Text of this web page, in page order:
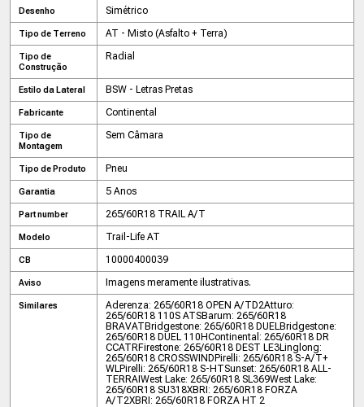
Desenho Simétrico
Tipo de Terreno AT - Misto (Asfalto + Terra)
Tipo de
Construção
Radial
Estilo da Lateral BSW - Letras Pretas
Fabricante Continental
Tipo de
Montagem
Sem Câmara
Tipo de Produto Pneu
Garantia 5 Anos
Part number 265/60R18 TRAIL A/T
Modelo Trail-Life AT
CB 10000400039
Aviso Imagens meramente ilustrativas.
Similares Aderenza: 265/60R18 OPEN A/TD2Atturo:
265/60R18 110S ATSBarum: 265/60R18
BRAVAT Bridgestone: 265/60R18 DUELBridgestone:
265/60R18 DUEL 110HContinental: 265/60R18 DR
CCATRFirestone: 265/60R18 DEST LE3Linglong:
265/60R18 CROSSWIND Pirelli: 265/60R18 S-A/T+
WLPirelli: 265/60R18 S-HTSunset: 265/60R18 ALL-
TERRAI West Lake: 265/60R18 SL369West Lake:
265/60R18 SU318XBRI: 265/60R18 FORZA
A/T2XBRI: 265/60R18 FORZA HT 2